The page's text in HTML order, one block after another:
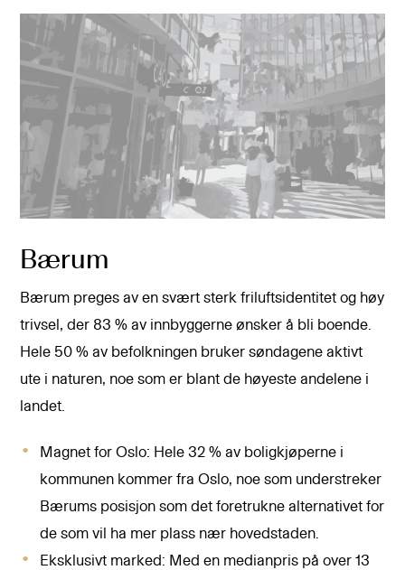
Bærum
Bærum preges av en svært sterk friluftsidentitet og høy
trivsel, der 83 % av innbyggerne ønsker å bli boende.
Hele 50 % av befolkningen bruker søndagene aktivt
ute i naturen, noe som er blant de høyeste andelene i
landet.
Magnet for Oslo: Hele 32 % av boligkjøperne i
kommunen kommer fra Oslo, noe som understreker
Bærums posisjon som det foretrukne alternativet for
de som vil ha mer plass nær hovedstaden.
Eksklusivt marked: Med en medianpris på over 13